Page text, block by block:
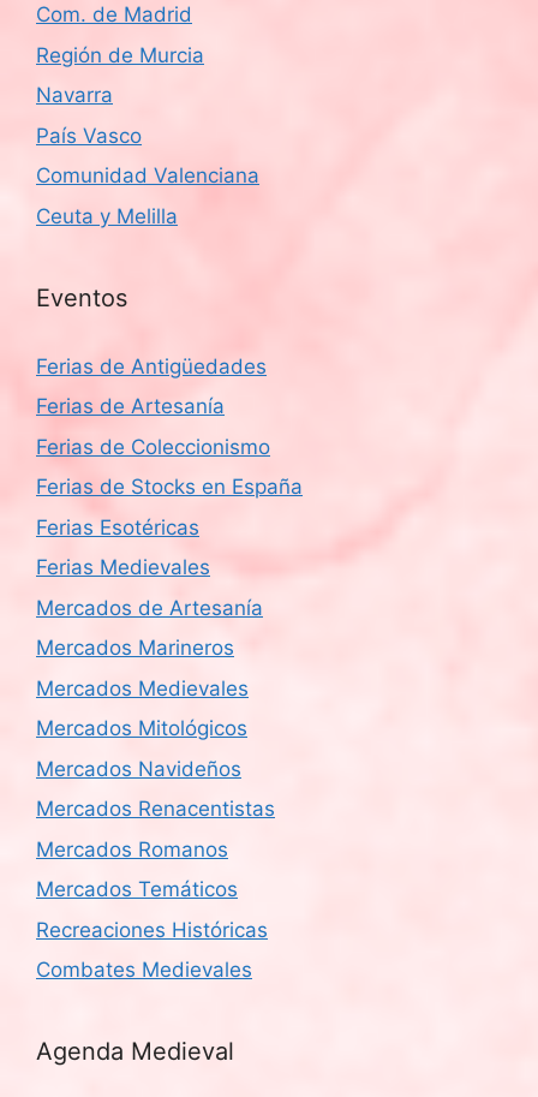
Com. de Madrid
Región de Murcia
Navarra
País Vasco
Comunidad Valenciana
Ceuta y Melilla
Eventos
Ferias de Antigüedades
Ferias de Artesanía
Ferias de Coleccionismo
Ferias de Stocks en España
Ferias Esotéricas
Ferias Medievales
Mercados de Artesanía
Mercados Marineros
Mercados Medievales
Mercados Mitológicos
Mercados Navideños
Mercados Renacentistas
Mercados Romanos
Mercados Temáticos
Recreaciones Históricas
Combates Medievales
Agenda Medieval